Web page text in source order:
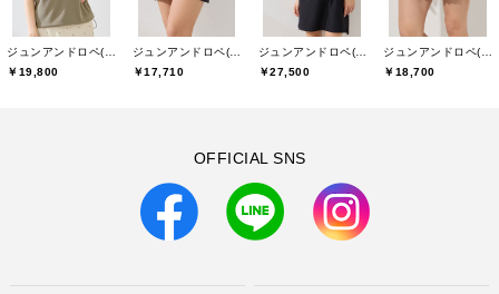
￥19,800
￥17,710
￥27,500
￥18,700
OFFICIAL SNS